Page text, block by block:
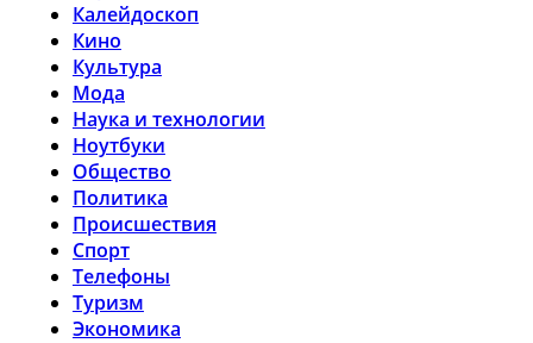
Калейдоскоп
Кино
Культура
Мода
Наука и технологии
Ноутбуки
Общество
Политика
Происшествия
Спорт
Телефоны
Туризм
Экономика